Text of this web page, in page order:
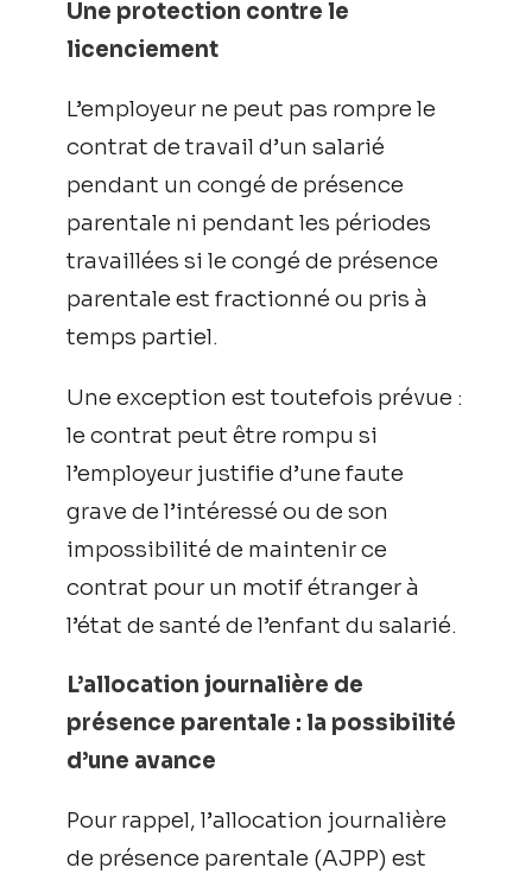
Une protection contre le
licenciement
L’employeur ne peut pas rompre le
contrat de travail d’un salarié
pendant un congé de présence
parentale ni pendant les périodes
travaillées si le congé de présence
parentale est fractionné ou pris à
temps partiel.
Une exception est toutefois prévue :
le contrat peut être rompu si
l’employeur justifie d’une faute
grave de l’intéressé ou de son
impossibilité de maintenir ce
contrat pour un motif étranger à
l’état de santé de l’enfant du salarié.
L’allocation journalière de
présence parentale : la possibilité
d’une avance
Pour rappel, l’allocation journalière
de présence parentale (AJPP) est